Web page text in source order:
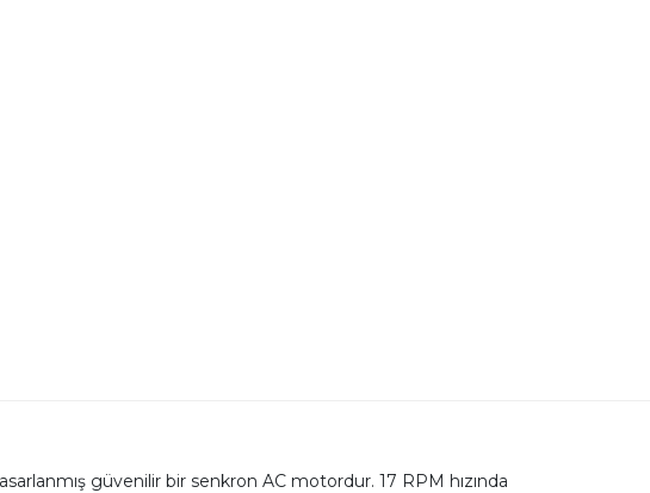
güvenilir bir senkron AC motordur. 17 RPM hızında